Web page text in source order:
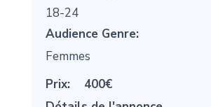
18-24
Audience Genre:
Femmes
Prix:
400€